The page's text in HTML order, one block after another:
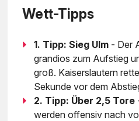
Wett-Tipps
1. Tipp: Sieg Ulm - Der
grandios zum Aufstieg
groß. Kaiserslautern
Sekunde vor dem
2. Tipp: Über 2,5 Tore
werden offensiv nach